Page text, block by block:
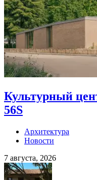
Культурный
56S
Архитектура
Новости
7 августа, 2026